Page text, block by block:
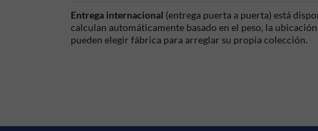
Entrega internacional (entrega puerta a puerta) está
calculan automáticamente basado en el peso, la
pueden elegir fábrica para arreglar su propia colección.